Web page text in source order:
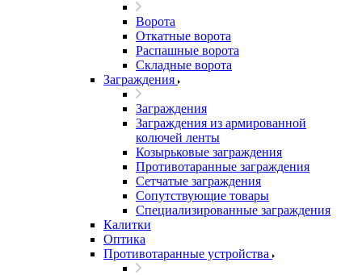
Ворота
Откатные ворота
Распашные ворота
Складные ворота
Заграждения
Заграждения
Заграждения из армированной
колючей ленты
Козырьковые заграждения
Противотаранные заграждения
Сетчатые заграждения
Сопутствующие товары
Специализированные заграждения
Калитки
Оптика
Противотаранные устройства